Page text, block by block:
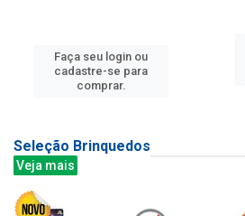
Faça seu login ou
cadastre-se para
comprar.
Seleção Brinquedos
Veja mais